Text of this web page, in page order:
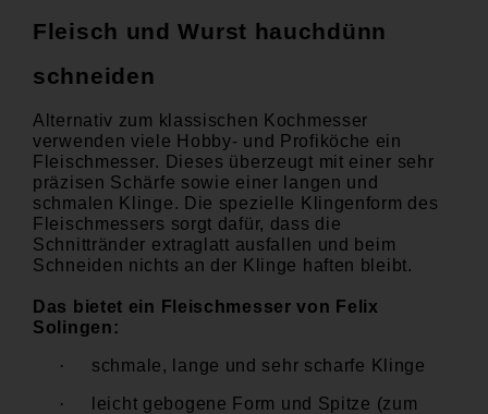
Fleisch und Wurst hauchdünn
schneiden
Alternativ zum klassischen Kochmesser
verwenden viele Hobby- und Profiköche ein
Fleischmesser. Dieses überzeugt mit einer sehr
präzisen Schärfe sowie einer langen und
schmalen Klinge. Die spezielle Klingenform des
Fleischmessers sorgt dafür, dass die
Schnittränder extraglatt ausfallen und beim
Schneiden nichts an der Klinge haften bleibt.
Das bietet ein Fleischmesser von Felix
Solingen:
· schmale, lange und sehr scharfe Klinge
·
leicht gebogene Form und Spitze (zum